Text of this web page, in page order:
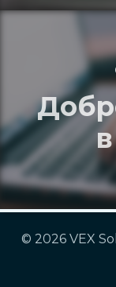
© 2026 VEX